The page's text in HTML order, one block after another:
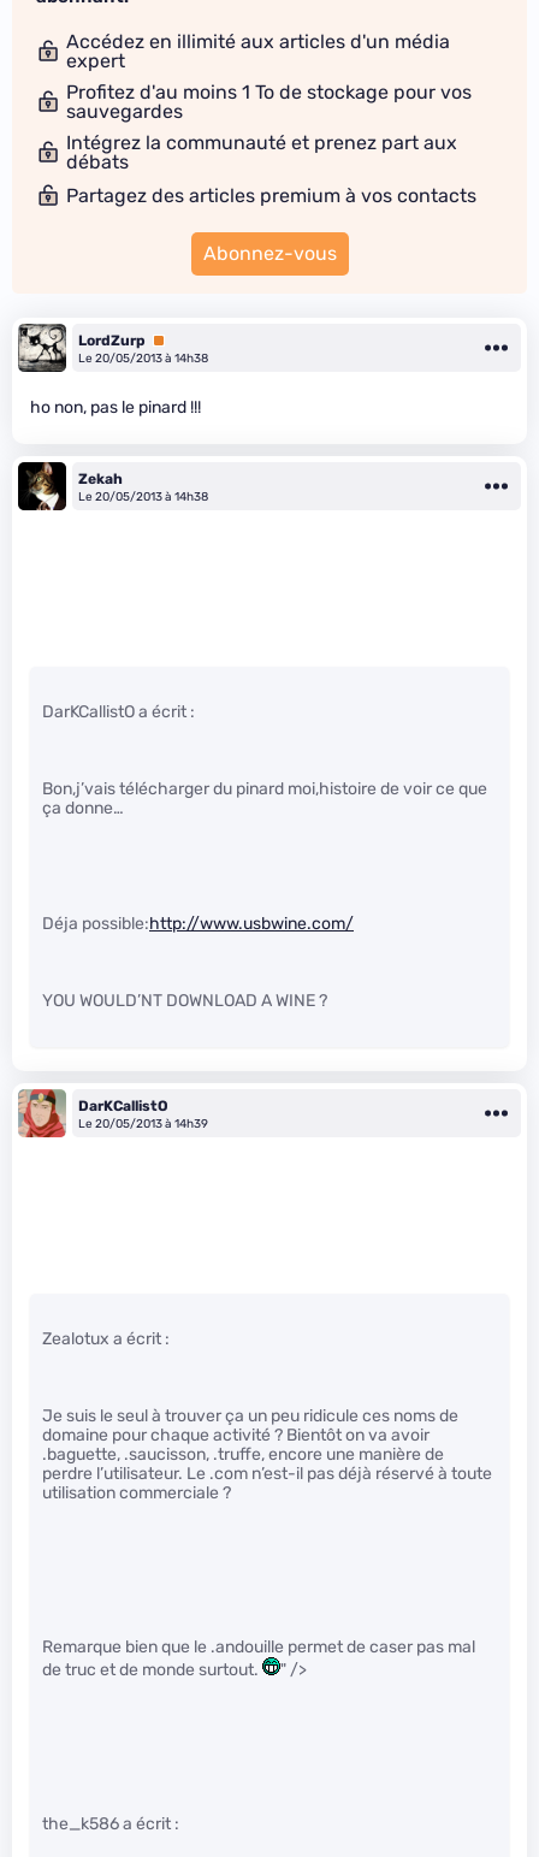
Accédez en illimité aux articles d'un média
expert
Profitez d'au moins 1 To de stockage pour vos
sauvegardes
Intégrez la communauté et prenez part aux
débats
Partagez des articles premium à vos contacts
Abonnez-vous
LordZurp
Premium
Le 20/05/2013 à 14h38
ho non, pas le pinard !!!
Zekah
Le 20/05/2013 à 14h38
DarKCallistO a écrit :
Bon,j’vais télécharger du pinard moi,histoire de voir ce que
ça donne…
Déja possible:http://www.usbwine.com/
YOU WOULD’NT DOWNLOAD A WINE ?
DarKCallistO
Le 20/05/2013 à 14h39
Zealotux a écrit :
Je suis le seul à trouver ça un peu ridicule ces noms de
domaine pour chaque activité ? Bientôt on va avoir
.baguette, .saucisson, .truffe, encore une manière de
perdre l’utilisateur. Le .com n’est-il pas déjà réservé à toute
utilisation commerciale ?
Remarque bien que le .andouille permet de caser pas mal
de truc et de monde surtout.
" />
the_k586 a écrit :